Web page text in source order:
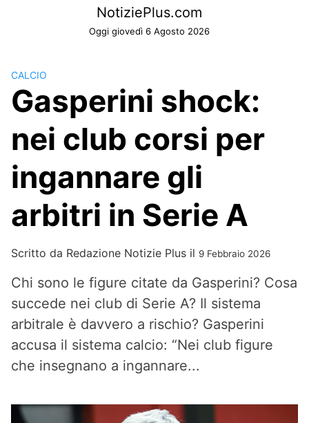
NotiziePlus.com
Oggi giovedì 6 Agosto 2026
CALCIO
Gasperini shock:
nei club corsi per
ingannare gli
arbitri in Serie A
Scritto da Redazione Notizie Plus il 9 Febbraio 2026
Chi sono le figure citate da Gasperini? Cosa
succede nei club di Serie A? Il sistema
arbitrale è davvero a rischio? Gasperini
accusa il sistema calcio: “Nei club figure
che insegnano a ingannare...